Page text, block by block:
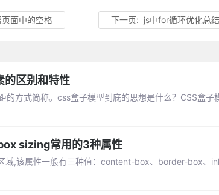
面中的空格 下一页: js中for循环优化总
的区别和特性
方式简称。css盒子模型到底的思想是什么？CSS盒子
sizing常用的3种属性
,该属性一般有三种值：content-box、border-box、